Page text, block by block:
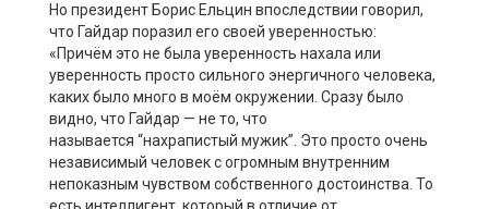
Но президент Борис Ельцин впоследствии говорил,
что Гайдар поразил его своей уверенностью:
«Причём это не была уверенность нахалаили
уверенность просто сильного энергичного человека,
каких было много в моём окружении. Сразу было
видно, что Гайдар — не то, что
называется “нахрапистый мужик”. Это просто очень
независимый человек с огромным внутренним
непоказным чувством собственного достоинства. То